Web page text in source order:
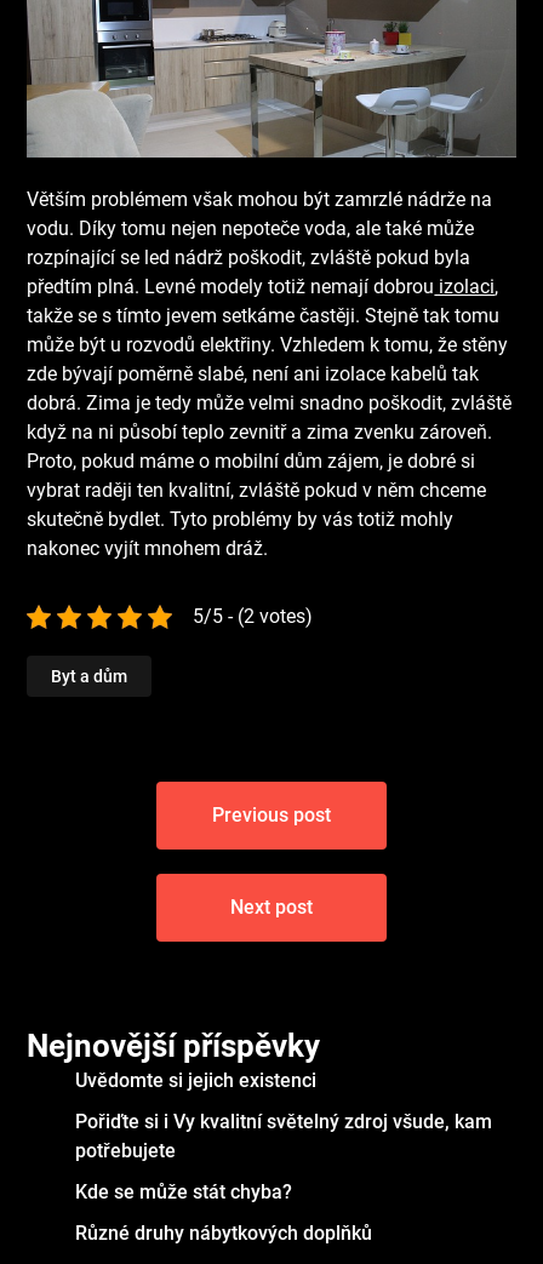
Větším problémem však mohou být zamrzlé nádrže na
vodu. Díky tomu nejen nepoteče voda, ale také může
rozpínající se led nádrž poškodit, zvláště pokud byla
předtím plná. Levné modely totiž nemají dobrou izolaci,
takže se s tímto jevem setkáme častěji.Stejně tak tomu
může být u rozvodů elektřiny. Vzhledem k tomu, že stěny
zde bývají poměrně slabé, není ani izolace kabelů tak
dobrá. Zima je tedy může velmi snadno poškodit, zvláště
když na ni působí teplo zevnitř a zima zvenku zároveň.
Proto, pokud máme o mobilní dům zájem, je dobré si
vybrat raději ten kvalitní, zvláště pokud v něm chceme
skutečně bydlet. Tyto problémy by vás totiž mohly
nakonec vyjít mnohem dráž.
5/5 - (2 votes)
Byt a dům
Navigace
příspěvek
Previous post
Next post
Nejnovější příspěvky
Uvědomte si jejich existenci
Pořiďte si i Vy kvalitní světelný zdroj všude, kam
potřebujete
Kde se může stát chyba?
Různé druhy nábytkových doplňků